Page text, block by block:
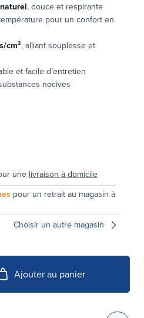
, douce et respirante
pour un confort en
cm², alliant souplesse et
et facile d’entretien
nocives
une livraison à domicile
pour un retrait au magasin à
Choisir un autre magasin
Ajouter au panier